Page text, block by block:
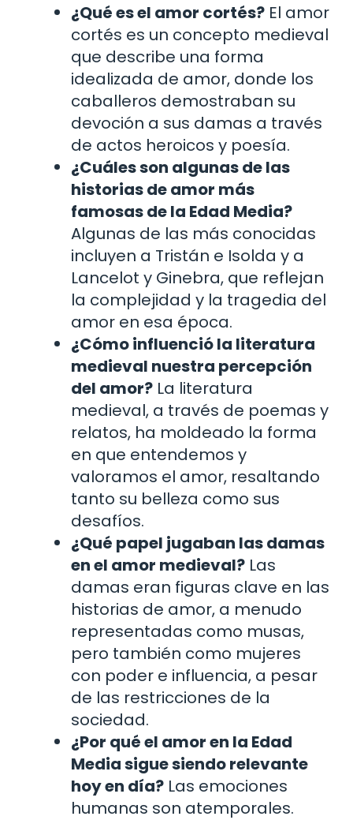
¿Qué es el amor cortés? El amor
cortés es un concepto medieval
que describe una forma
idealizada de amor, donde los
caballeros demostraban su
devoción a sus damas a través
de actos heroicos y poesía.
¿Cuáles son algunas de las
historias de amor más
famosas de la Edad Media?
Algunas de las más conocidas
incluyen a Tristán e Isolda y a
Lancelot y Ginebra, que reflejan
la complejidad y la tragedia del
amor en esa época.
¿Cómo influenció la literatura
medieval nuestra percepción
del amor? La literatura
medieval, a través de poemas y
relatos, ha moldeado la forma
en que entendemos y
valoramos el amor, resaltando
tanto su belleza como sus
desafíos.
¿Qué papel jugaban las damas
en el amor medieval? Las
damas eran figuras clave en las
historias de amor, a menudo
representadas como musas,
pero también como mujeres
con poder e influencia, a pesar
de las restricciones de la
sociedad.
¿Por qué el amor en la Edad
Media sigue siendo relevante
hoy en día? Las emociones
humanas son atemporales.